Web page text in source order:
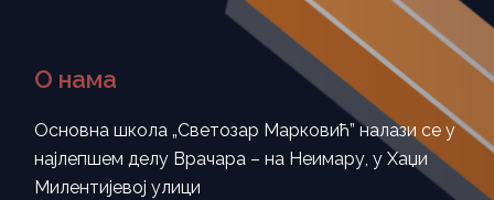
О нама
Основна школа „Светозар Марковић” налази се у
најлепшем делу Врачара – на Неимару, у Хаџи
Милентијевој улици